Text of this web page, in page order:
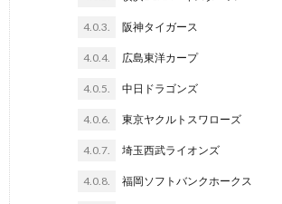
4.0.3. 阪神タイガース
4.0.4. 広島東洋カープ
4.0.5. 中日ドラゴンズ
4.0.6. 東京ヤクルトスワローズ
4.0.7. 埼玉西武ライオンズ
4.0.8. 福岡ソフトバンクホークス